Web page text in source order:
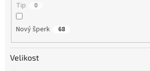
Tip 0
Nový šperk 68
Velikost